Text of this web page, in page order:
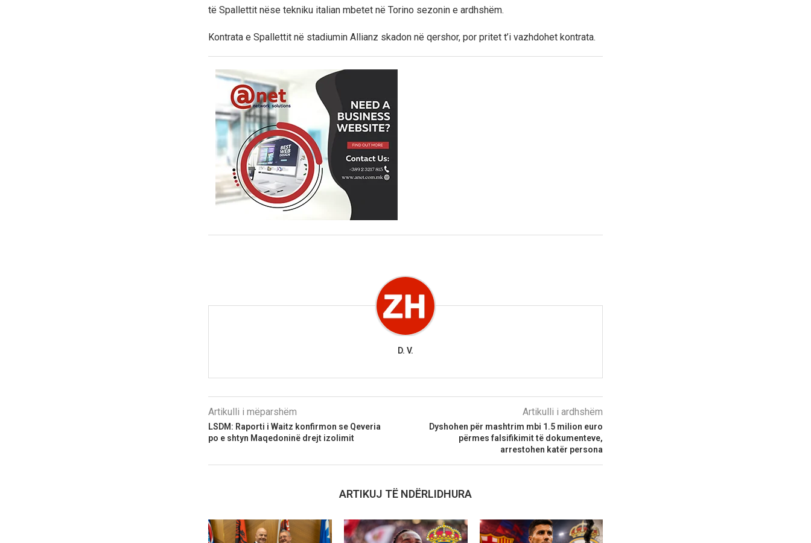
të Spallettit nëse tekniku italian mbetet në Torino sezonin e ardhshëm.
Kontrata e Spallettit në stadiumin Allianz skadon në qershor, por pritet t’i vazhdohet kontrata.
D. V.
Artikulli i mëparshëm
LSDM: Raporti i Waitz konfirmon se Qeveria
po e shtyn Maqedoninë drejt izolimit
Artikulli i ardhshëm
Dyshohen për mashtrim mbi 1.5 milion euro
përmes falsifikimit të dokumenteve,
arrestohen katër persona
ARTIKUJ TË NDËRLIDHURA